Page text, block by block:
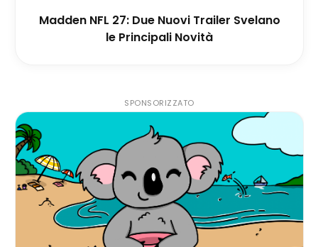
Madden NFL 27: Due Nuovi Trailer Svelano
le Principali Novità
SPONSORIZZATO